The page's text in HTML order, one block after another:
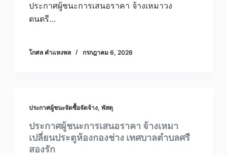
ประกาศผู้ชนะการเสนอราคา จ้างเหมาวง
ดนตรี…
โกศล คําแหงพล กรกฎาคม 6, 2026
ประกาศผู้ชนะจัดซื้อจัดจ้าง, พัสดุ
ประกาศผู้ชนะการเสนอราคา จ้างเหมา
เปลี่ยนประตูห้องกองช่าง เทศบาลตำบลศรี
สองรัก